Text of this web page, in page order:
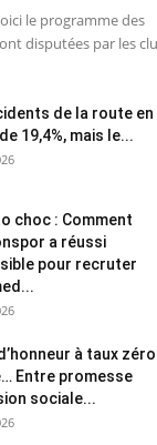
le programme des
disputées par les
de la route en
19,4%, mais le...
choc : Comment
a réussi
pour recruter
à taux zéro
Entre promesse
sociale...